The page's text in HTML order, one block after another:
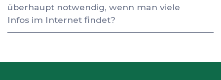
überhaupt notwendig, wenn man viele
Infos im Internet findet?